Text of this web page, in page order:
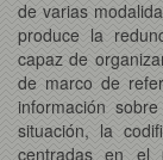
de varias
produce la
capaz de
de marco de
información
situación, la
centradas en el